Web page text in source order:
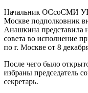
Начальник ОСсоСМИ
Москве подполковник
Анашкина представила
совета во исполнение
по г. Москве от 8
После чего было
избраны председатель
секретарь.